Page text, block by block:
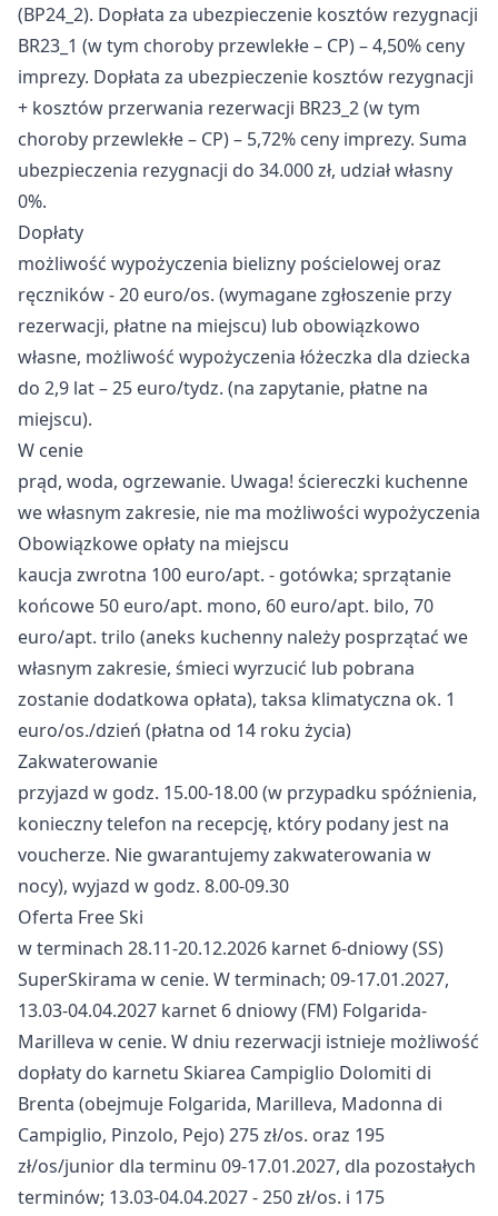
(BP24_2). Dopłata za ubezpieczenie kosztów rezygnacji
BR23_1 (w tym choroby przewlekłe – CP) – 4,50% ceny
imprezy. Dopłata za ubezpieczenie kosztów rezygnacji
+ kosztów przerwania rezerwacji BR23_2 (w tym
choroby przewlekłe – CP) – 5,72% ceny imprezy. Suma
ubezpieczenia rezygnacji do 34.000 zł, udział własny
0%.
Dopłaty
możliwość wypożyczenia bielizny pościelowej oraz
ręczników - 20 euro/os. (wymagane zgłoszenie przy
rezerwacji, płatne na miejscu) lub obowiązkowo
własne, możliwość wypożyczenia łóżeczka dla dziecka
do 2,9 lat – 25 euro/tydz. (na zapytanie, płatne na
miejscu).
W cenie
prąd, woda, ogrzewanie. Uwaga! ściereczki kuchenne
we własnym zakresie, nie ma możliwości wypożyczenia
Obowiązkowe opłaty na miejscu
kaucja zwrotna 100 euro/apt. - gotówka; sprzątanie
końcowe 50 euro/apt. mono, 60 euro/apt. bilo, 70
euro/apt. trilo (aneks kuchenny należy posprzątać we
własnym zakresie, śmieci wyrzucić lub pobrana
zostanie dodatkowa opłata), taksa klimatyczna ok. 1
euro/os./dzień (płatna od 14 roku życia)
Zakwaterowanie
przyjazd w godz. 15.00-18.00 (w przypadku spóźnienia,
konieczny telefon na recepcję, który podany jest na
voucherze. Nie gwarantujemy zakwaterowania w
nocy), wyjazd w godz. 8.00-09.30
Oferta Free Ski
w terminach 28.11-20.12.2026 karnet 6-dniowy (SS)
SuperSkirama w cenie. W terminach; 09-17.01.2027,
13.03-04.04.2027 karnet 6 dniowy (FM) Folgarida-
Marilleva w cenie. W dniu rezerwacji istnieje możliwość
dopłaty do karnetu Skiarea Campiglio Dolomiti di
Brenta (obejmuje Folgarida, Marilleva, Madonna di
Campiglio, Pinzolo, Pejo) 275 zł/os. oraz 195
zł/os/junior dla terminu 09-17.01.2027, dla pozostałych
terminów; 13.03-04.04.2027 - 250 zł/os. i 175